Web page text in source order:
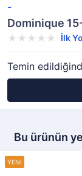
-
Dominique
İlk
Temin
Bu ürünün